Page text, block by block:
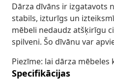
Dārza dīvāns ir izgatavots
stabils, izturīgs un
mēbeli nedaudz atšķirīgu
spilveni. Šo dīvānu var
Piezīme: lai dārza
Specifikācijas